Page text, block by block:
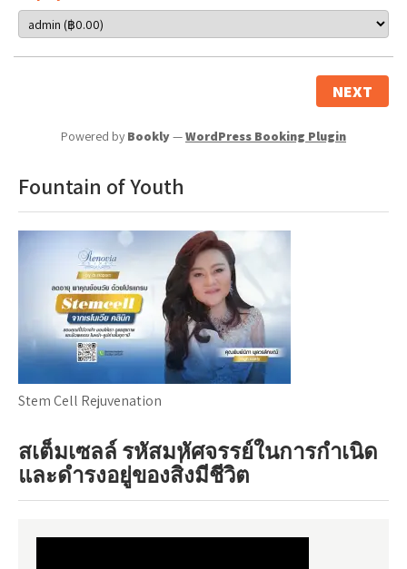
NEXT
Powered by Bookly—WordPress Booking Plugin
Fountain of Youth
Stem Cell Rejuvenation
สเต็มเซลล์ รหัสมหัศจรรย์ในการกำเนิด
และดำรงอยู่ของสิ่งมีชีวิต